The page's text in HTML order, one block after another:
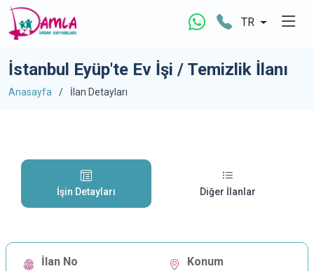
TR
İstanbul Eyüp'te Ev İşi / Temizlik İlanı
Anasayfa İlan Detayları
İşin Detayları Diğer İlanlar
İlan No
Konum